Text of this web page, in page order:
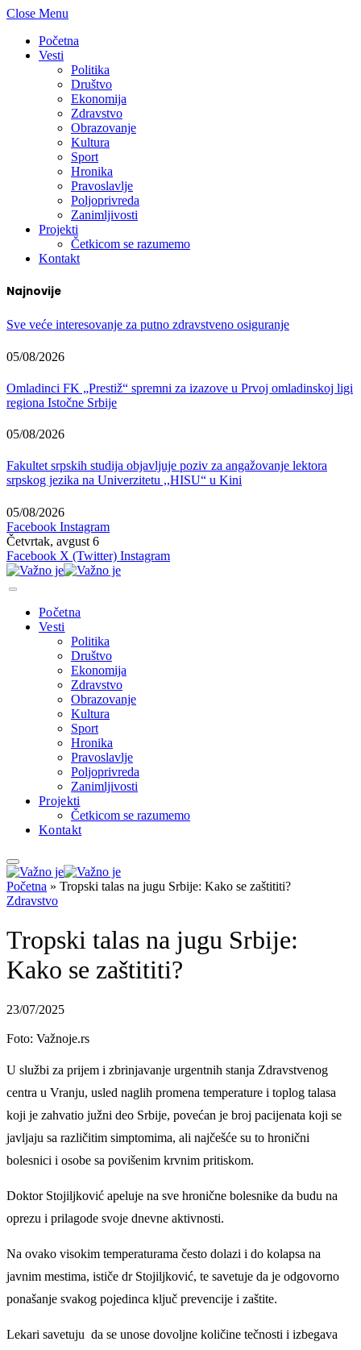
Close Menu
Početna
Vesti
Politika
Društvo
Ekonomija
Zdravstvo
Obrazovanje
Kultura
Sport
Hronika
Pravoslavlje
Poljoprivreda
Zanimljivosti
Projekti
Četkicom se razumemo
Kontakt
Najnovije
Sve veće interesovanje za putno zdravstveno osiguranje
05/08/2026
Omladinci FK „Prestiž“ spremni za izazove u Prvoj omladinskoj ligi
regiona Istočne Srbije
05/08/2026
Fakultet srpskih studija objavljuje poziv za angažovanje lektora
srpskog jezika na Univerzitetu ,,HISU“ u Kini
05/08/2026
Facebook Instagram
Četvrtak, avgust 6
Facebook X (Twitter) Instagram
Početna
Vesti
Politika
Društvo
Ekonomija
Zdravstvo
Obrazovanje
Kultura
Sport
Hronika
Pravoslavlje
Poljoprivreda
Zanimljivosti
Projekti
Četkicom se razumemo
Kontakt
Početna » Tropski talas na jugu Srbije: Kako se zaštititi?
Zdravstvo
Tropski talas na jugu Srbije:
Kako se zaštititi?
23/07/2025
Foto: Važnoje.rs
U službi za prijem i zbrinjavanje urgentnih stanja Zdravstvenog
centra u Vranju, usled naglih promena temperature i toplog talasa
koji je zahvatio južni deo Srbije, povećan je broj pacijenata koji se
javljaju sa različitim simptomima, ali najčešće su to hronični
bolesnici i osobe sa povišenim krvnim pritiskom.
Doktor Stojiljković apeluje na sve hronične bolesnike da budu na
oprezu i prilagode svoje dnevne aktivnosti.
Na ovako visokim temperaturama često dolazi i do kolapsa na
javnim mestima, ističe dr Stojiljković, te savetuje da je odgovorno
ponašanje svakog pojedinca ključ prevencije i zaštite.
Lekari savetuju da se unose dovoljne količine tečnosti i izbegava